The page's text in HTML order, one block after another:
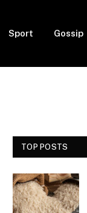
Sport Gossip
TOP POSTS